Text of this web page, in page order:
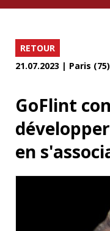
RETOUR
21.07.2023 | Paris (75)
GoFlint
en